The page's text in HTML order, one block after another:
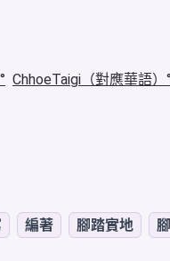
ChhoeTaigi（對應華語）
編著 腳踏實地